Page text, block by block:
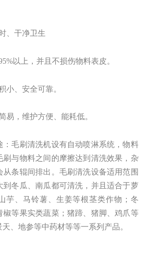
、干净卫生
以上，并且不损伤物料表皮。
小、安全可靠。
易，维护方便、能耗低。
：毛刷清洗机设有自动喷淋系统 ，物料
刷与物料之间的摩擦达到清洗效果，杂
从条辊间排出。毛刷清洗设备适用范围
到冬瓜、南瓜都可清洗，并且适合于萝
芋、马铃薯、生姜等根茎类作物；冬
椒等果实类蔬菜；猪蹄、猪脚、鸡爪等
、地参等中药材等等一系列产品。